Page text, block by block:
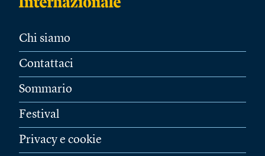
Chi siamo
Contattaci
Sommario
Festival
Privacy e cookie